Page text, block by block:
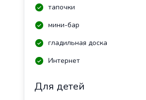
тапочки
мини-бар
гладильная доска
Интернет
Для детей